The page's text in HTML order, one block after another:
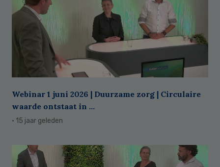
Webinar 1 juni 2026 | Duurzame zorg | Circulaire
waarde ontstaat in ...
· 15 jaar geleden